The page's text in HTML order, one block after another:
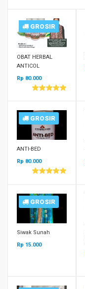
GROSIR
OBAT HERBAL
ANTICOL
Rp 80.000
GROSIR
ANTI-BED
Rp 80.000
GROSIR
Siwak Sunah
Rp 15.000